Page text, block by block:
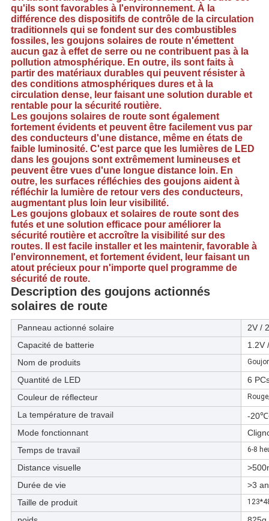
qu'ils sont favorables à l'environnement. À la
différence des dispositifs de contrôle de la circulation
traditionnels qui se fondent sur des combustibles
fossiles, les goujons solaires de route n'émettent
aucun gaz à effet de serre ou ne contribuent pas à la
pollution atmosphérique. En outre, ils sont faits à
partir des matériaux durables qui peuvent résister à
des conditions atmosphériques dures et à la
circulation dense, leur faisant une solution durable et
rentable pour la sécurité routière.
Les goujons solaires de route sont également
fortement évidents et peuvent être facilement vus par
des conducteurs d'une distance, même en états de
faible luminosité. C'est parce que les lumières de LED
dans les goujons sont extrêmement lumineuses et
peuvent être vues d'une longue distance loin. En
outre, les surfaces réfléchies des goujons aident à
réfléchir la lumière de retour vers des conducteurs,
augmentant plus loin leur visibilité.
Les goujons globaux et solaires de route sont des
futés et une solution efficace pour améliorer la
sécurité routière et accroître la visibilité sur des
routes. Il est facile installer et les maintenir, favorable à
l'environnement, et fortement évident, leur faisant un
atout précieux pour n'importe quel programme de
sécurité de route.
Description des goujons actionnés
solaires de route
Panneau actionné solaire
2V /
Capacité de batterie
1.2V
Nom de produits
Quantité de LED
6
Couleur de réflecteur
La température de travail
-
Mode fonctionnant
Temps de travail
6-8
Distance visuelle
Durée de vie
>3
Taille de produit